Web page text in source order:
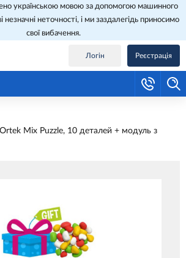
українською мовою за допомогою машинного
неточності, і ми заздалегідь приносимо
свої вибачення.
Логін Реєстрація
Mix Puzzle, 10 деталей + модуль з